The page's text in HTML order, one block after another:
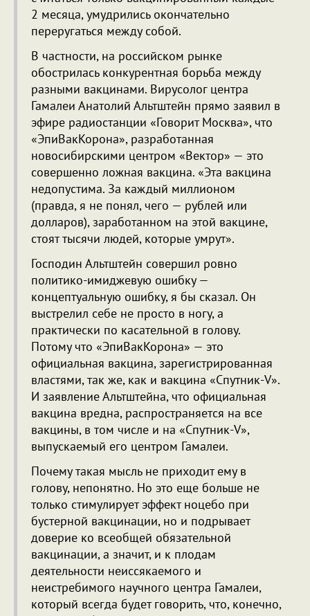
2 месяца, умудрились окончательно
переругаться между собой.
В частности, на российском рынке
обострилась конкурентная борьба между
разными вакцинами. Вирусолог центра
Гамалеи Анатолий Альтштейн прямо заявил в
эфире радиостанции «Говорит Москва», что
«ЭпиВакКорона», разработанная
новосибирскими центром «Вектор» — это
совершенно ложная вакцина. «Эта вакцина
недопустима. За каждый миллионом
(правда, я не понял, чего — рублей или
долларов), заработанном на этой вакцине,
стоят тысячи людей, которые умрут».
Господин Альтштейн совершил ровно
политико-имиджевую ошибку —
концептуальную ошибку, я бы сказал. Он
выстрелил себе не просто в ногу, а
практически по касательной в голову.
Потому что «ЭпиВакКорона» — это
официальная вакцина, зарегистрированная
властями, так же, как и вакцина «Спутник-V».
И заявление Альтштейна, что официальная
вакцина вредна, распространяется на все
вакцины, в том числе и на «Спутник-V»,
выпускаемый его центром Гамалеи.
Почему такая мысль не приходит ему в
голову, непонятно. Но это еще больше не
только стимулирует эффект ноцебо при
бустерной вакцинации, но и подрывает
доверие ко всеобщей обязательной
вакцинации, а значит, и к плодам
деятельности неиссякаемого и
неистребимого научного центра Гамалеи,
который всегда будет говорить, что, конечно,